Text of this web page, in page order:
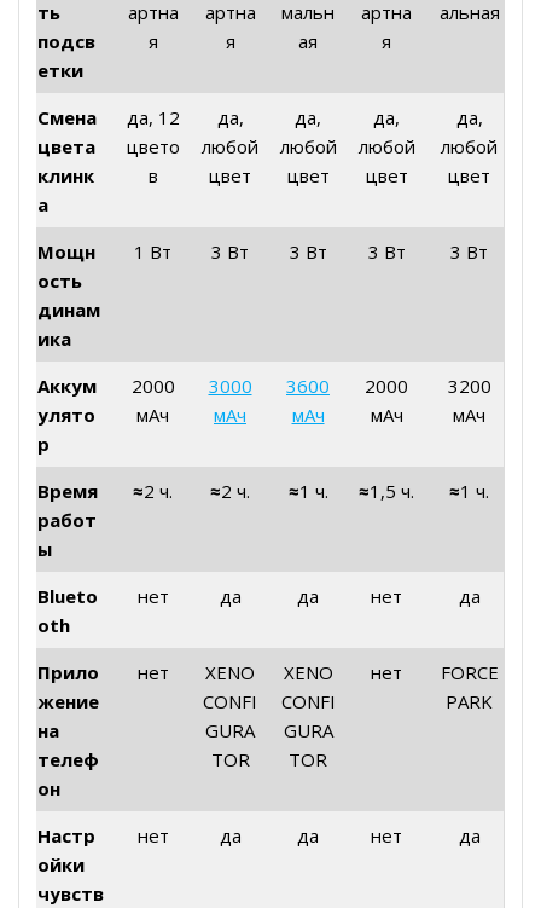
ть
подсв
етки
артна
я
артна
я
мальн
ая
артна
я
альная
Смена
цвета
клинк
а
да, 12
цвето
в
да,
любой
цвет
да,
любой
цвет
да,
любой
цвет
да,
любой
цвет
Мощн
ость
динам
ика
1 Вт 3 Вт 3 Вт 3 Вт 3 Вт
Аккум
улято
р
2000
мАч
3000
мАч
3600
мАч
2000
мАч
3200
мАч
Время
работ
ы
≈2 ч. ≈2 ч. ≈1 ч. ≈1,5 ч. ≈1 ч.
Blueto
oth
нет да да нет да
Прило
жение
на
телеф
он
нет
XENO
CONFI
GURA
TOR
XENO
CONFI
GURA
TOR
нет
FORCE
PARK
Настр
ойки
чувств
нет да да нет да